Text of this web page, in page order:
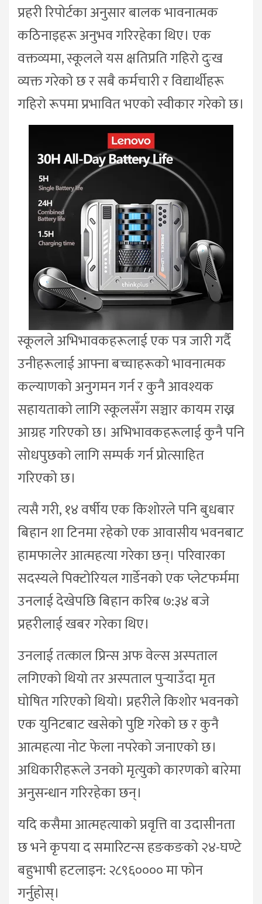
प्रहरी रिपोर्टका अनुसार बालक भावनात्मक
कठिनाइहरू अनुभव गरिरहेका थिए। एक
वक्तव्यमा, स्कूलले यस क्षतिप्रति गहिरो दुःख
व्यक्त गरेको छ र सबै कर्मचारी र विद्यार्थीहरू
गहिरो रूपमा प्रभावित भएको स्वीकार गरेको छ।
स्कूलले अभिभावकहरूलाई एक पत्र जारी गर्दै
उनीहरूलाई आफ्ना बच्चाहरूको भावनात्मक
कल्याणको अनुगमन गर्न र कुनै आवश्यक
सहायताको लागि स्कूलसँग सञ्चार कायम राख्न
आग्रह गरिएको छ। अभिभावकहरूलाई कुनै पनि
सोधपुछको लागि सम्पर्क गर्न प्रोत्साहित
गरिएको छ।
त्यसै गरी, १४ वर्षीय एक किशोरले पनि बुधबार
बिहान शा टिनमा रहेको एक आवासीय भवनबाट
हामफालेर आत्महत्या गरेका छन्। परिवारका
सदस्यले पिक्टोरियल गार्डेनको एक प्लेटफर्ममा
उनलाई देखेपछि बिहान करिब ७:३४ बजे
प्रहरीलाई खबर गरेका थिए।
उनलाई तत्काल प्रिन्स अफ वेल्स अस्पताल
लगिएको थियो तर अस्पताल पुर्‍याउँदा मृत
घोषित गरिएको थियो। प्रहरीले किशोर भवनको
एक युनिटबाट खसेको पुष्टि गरेको छ र कुनै
आत्महत्या नोट फेला नपरेको जनाएको छ।
अधिकारीहरूले उनको मृत्युको कारणको बारेमा
अनुसन्धान गरिरहेका छन्।
यदि कसैमा आत्महत्याको प्रवृत्ति वा उदासीनता
छ भने कृपया द समारिटन्स हङकङको २४-घण्टे
बहुभाषी हटलाइन: २८९६०००० मा फोन
गर्नुहोस्।